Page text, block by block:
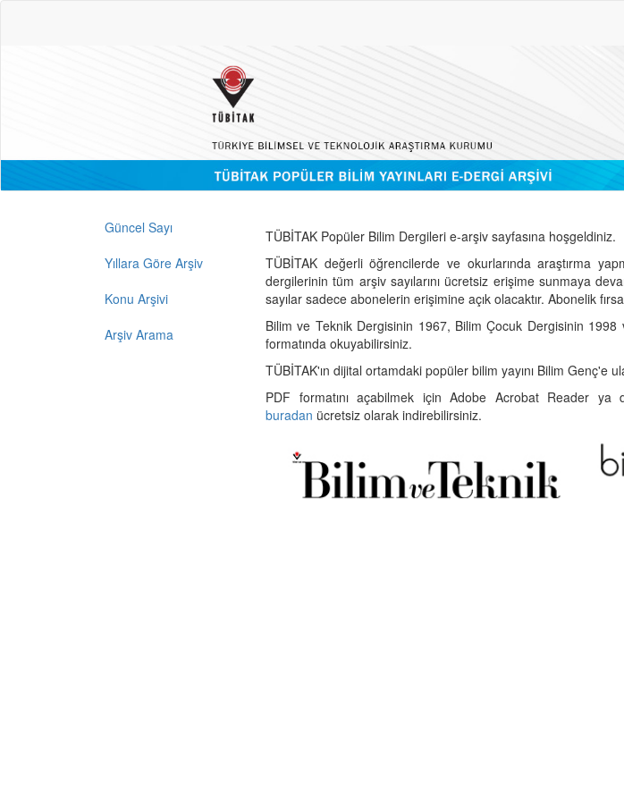
Güncel Sayı
Yıllara Göre Arşiv
Konu Arşivi
Arşiv Arama
TÜBİTAK Popüler Bilim Dergileri e-arşiv sayfasına hoşgeldiniz.
TÜBİTAK değerli öğrencilerde ve okurlarında araştırma
dergilerinin tüm arşiv sayılarını ücretsiz erişime sunmaya
sayılar sadece abonelerin erişimine açık olacaktır. Abonelik
Bilim ve Teknik Dergisinin 1967, Bilim Çocuk Dergisinin 1998
formatında okuyabilirsiniz.
TÜBİTAK'ın dijital ortamdaki popüler bilim yayını Bilim Genç'e
PDF formatını açabilmek için Adobe Acrobat Reader ya
buradan ücretsiz olarak indirebilirsiniz.